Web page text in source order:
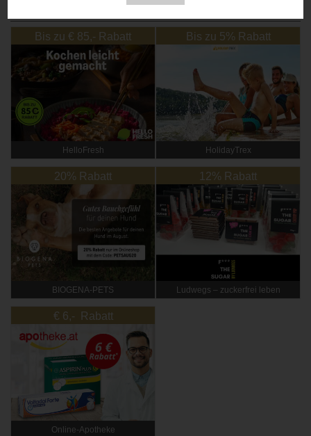
Bis zu € 85,- Rabatt
HelloFresh
Bis zu 5% Rabatt
HolidayTrex
20% Rabatt
BIOGENA-PETS
12% Rabatt
Ludwegs – zuckerfrei leben
€ 6,- Rabatt
Online‑Apotheke